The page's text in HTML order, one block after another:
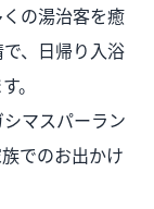
の湯治客を癒
、日帰り入浴
。
マスパーラン
でのお出かけ